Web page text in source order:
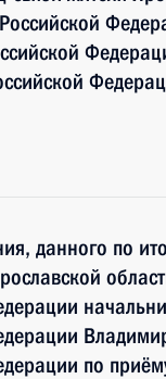
данного по
по